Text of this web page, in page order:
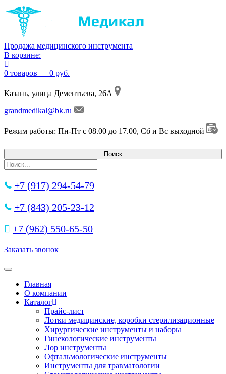
Продажа медицинского инструмента
В корзине:
0 товаров — 0 руб.
Казань, улица Дементьева, 26А
grandmedikal@bk.ru
Режим работы: Пн-Пт с 08.00 до 17.00, Сб и Вс выходной
+7 (917) 294-54-79
+7 (843) 205-23-12
+7 (962) 550‑65‑50‬
Заказать звонок
Toggle navigation
Главная
О компании
Каталог
Прайс-лист
Лотки медицинские, коробки стерилизационные
Хирургические инструменты и наборы
Гинекологические инструменты
Лор инструменты
Офтальмологические инструменты
Инструменты для травматологии